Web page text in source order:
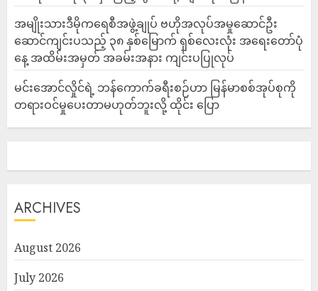
အမျိုးသားဒီမိုကရေစီအဖွဲ့ချုပ် ဗဟိုအလုပ်အမှုဆောင်ဦး
ဆောင်ကျင်းပသည့် ၃၈ နှစ်မြောက် ရှစ်လေးလုံး အရေးတော်ပုံ
နေ့ အထိမ်းအမှတ် အခမ်းအနား ကျင်းပပြုလုပ်
မင်းအောင်လှိုင်ရဲ့ ဘန်ကောက်ခရီးစဉ်ဟာ မြန်မာစစ်အုပ်စုကို
တရားဝင်မှုပေးတာမဟုတ်ဘူးလို့ ထိုင်း ပြော
ARCHIVES
August 2026
July 2026